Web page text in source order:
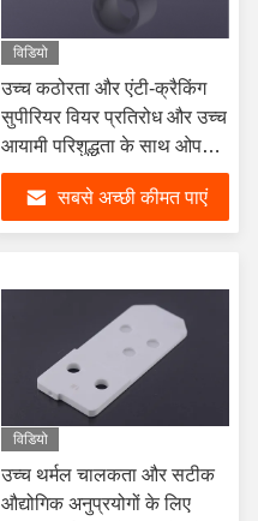
विडियो
उच्च कठोरता और एंटी-क्रैकिंग
सुपीरियर वियर प्रतिरोध और उच्च
आयामी परिशुद्धता के साथ ओपन-
टूथ ज़िरकोनिया सिरेमिक स्लीव
सबसे अच्छी कीमत पाएं
विडियो
उच्च थर्मल चालकता और सटीक
औद्योगिक अनुप्रयोगों के लिए